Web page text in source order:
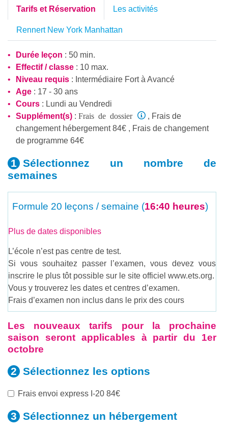
Tarifs et Réservation Les activités
Rennert New York Manhattan
Durée leçon : 50 min.
Effectif / classe : 10 max.
Niveau requis : Intermédiaire Fortà Avancé
Age : 17 - 30 ans
Cours : Lundi au Vendredi
Supplément(s) : Frais de dossier
, Frais de
changement hébergement 84€ , Frais de changement
de programme 64€
Sélectionnez un nombre de
semaines
Formule 20 leçons / semaine (16:40 heures)
Plus de dates disponibles
L’école n’est pas centre de test.
Si vous souhaitez passer l’examen, vous devez vous
inscrire le plus tôt possible sur le site officiel www.ets.org.
Vous y trouverez les dates et centres d’examen.
Frais d’examen non inclus dans le prix des cours
Les nouveaux tarifs pour la prochaine
saison seront applicables à partir du 1er
octobre
Sélectionnez les options
Frais envoi express I-20 84€
Sélectionnez un hébergement